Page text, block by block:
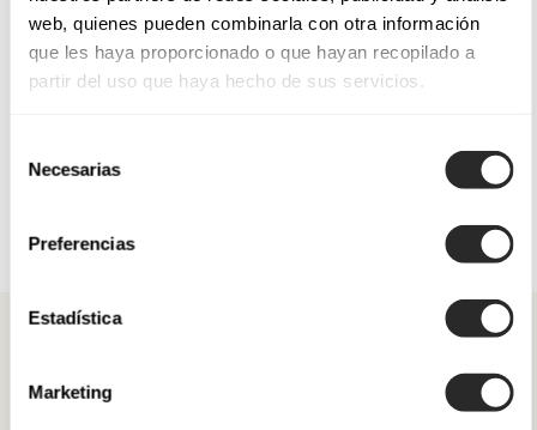
web, quienes pueden combinarla con otra información
que les haya proporcionado o que hayan recopilado a
partir del uso que haya hecho de sus servicios.
Necesarias
Preferencias
Estadística
Marketing